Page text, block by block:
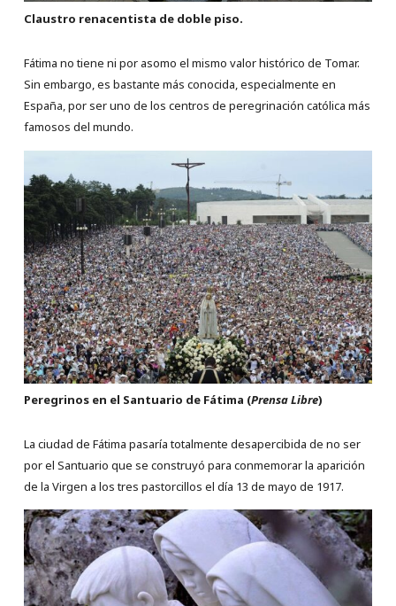
Claustro renacentista de doble piso.
Fátima no tiene ni por asomo el mismo valor histórico de Tomar.
Sin embargo, es bastante más conocida, especialmente en
España, por ser uno de los centros de peregrinación católica más
famosos del mundo.
Peregrinos en el Santuario de Fátima (Prensa Libre)
La ciudad de Fátima pasaría totalmente desapercibida de no ser
por el Santuario que se construyó para conmemorar la aparición
de la Virgen a los tres pastorcillos el día 13 de mayo de 1917.